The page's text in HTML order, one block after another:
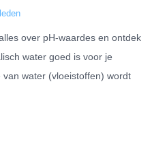
over pH-waardes en ontdek
water goed is voor je
water (vloeistoffen) wordt